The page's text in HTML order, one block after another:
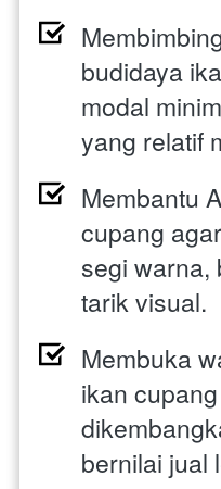
budidaya
modal
yang relatif
Membantu
cupang
segi warna,
tarik visual.
Membuka
ikan
bernilai jual